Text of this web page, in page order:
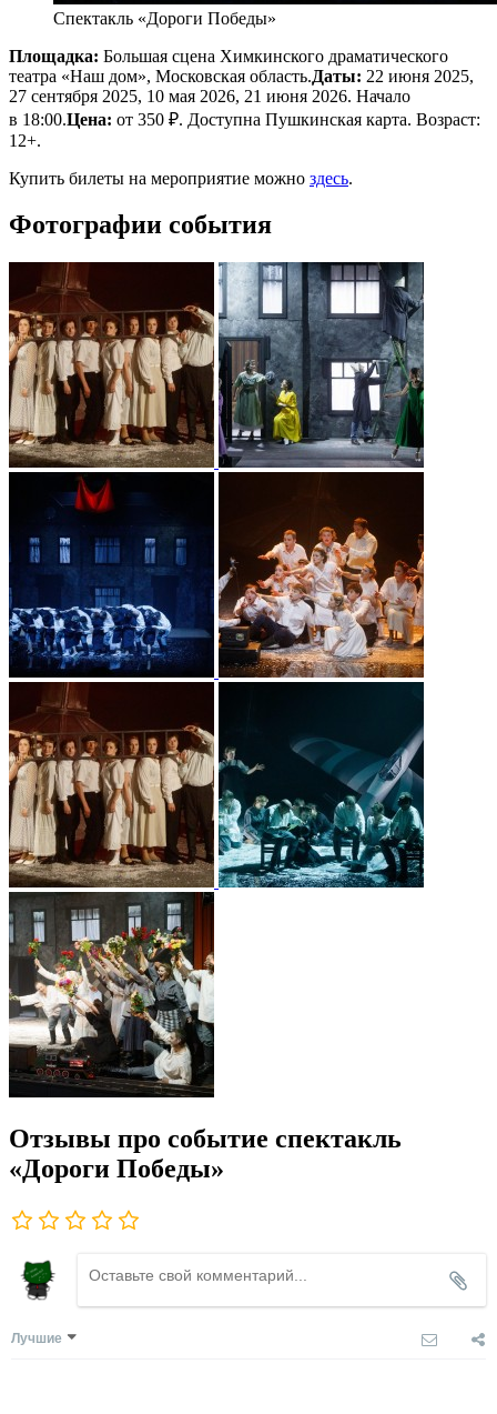
Спектакль «Дороги Победы»
Площадка: Большая сцена Химкинского драматического
театра «Наш дом», Московская область.Даты: 22 июня 2025,
27 сентября 2025, 10 мая 2026, 21 июня 2026. Начало
в 18:00.Цена: от 350 ₽. Доступна Пушкинская карта. Возраст:
12+.
Купить билеты на мероприятие можно здесь.
Фотографии события
Отзывы про событие спектакль
«Дороги Победы»
Лучшие